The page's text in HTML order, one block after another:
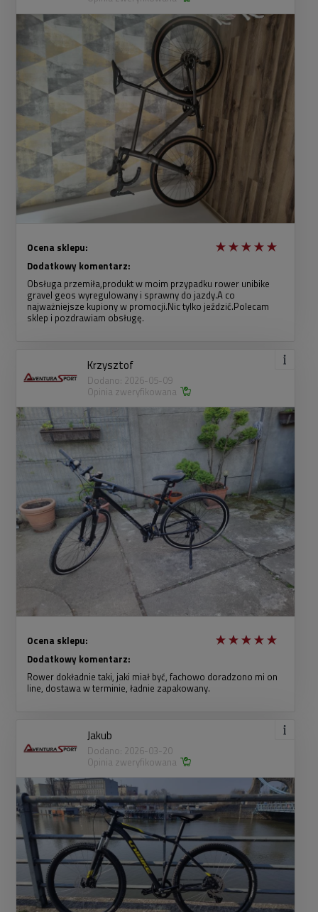
Ocena sklepu:
Dodatkowy komentarz:
Obsługa przemiła,produkt w moim przypadku rower unibike
gravel geos wyregulowany i sprawny do jazdy.A co
najważniejsze kupiony w promocji.Nic tylko jeździć.Polecam
sklep i pozdrawiam obsługę.
Krzysztof
Dodano: 2026-05-09
Opinia zweryfikowana
Ocena sklepu:
Dodatkowy komentarz:
Rower dokładnie taki, jaki miał być, fachowo doradzono mi on
line, dostawa w terminie, ładnie zapakowany.
Jakub
Dodano: 2026-03-20
Opinia zweryfikowana